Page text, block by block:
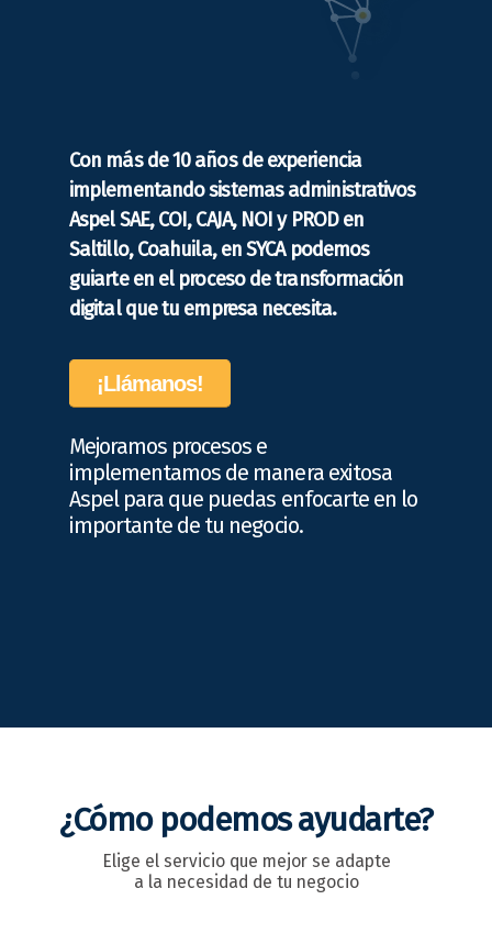
Con más de 10 años de experiencia
implementando sistemas administrativos
Aspel SAE, COI, CAJA, NOI y PROD en
Saltillo, Coahuila, en SYCA podemos
guiarte en el proceso de transformación
digital que tu empresa necesita.
¡Llámanos!
Mejoramos procesos e
implementamos de manera exitosa
Aspel para que puedas enfocarte en lo
importante de tu negocio.
¿Cómo podemos ayudarte?
Elige el servicio que mejor se adapte
a la necesidad de tu negocio